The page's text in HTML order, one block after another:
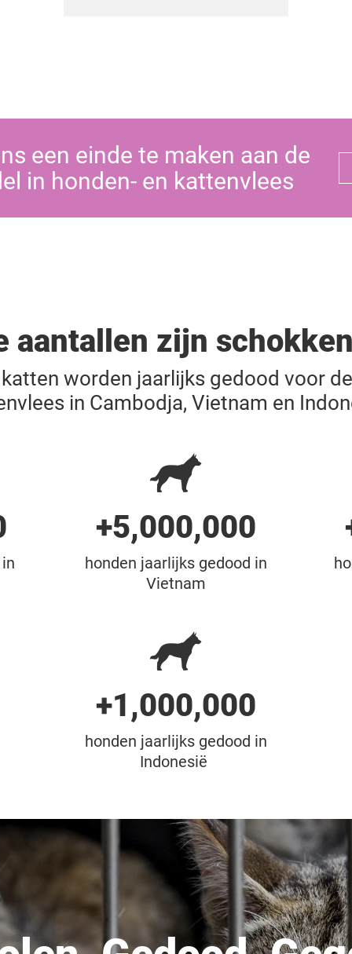
een einde te maken aan de
in honden- en kattenvlees
aantallen zijn
worden jaarlijks gedood voor
in Cambodja, Vietnam en
+5,000,000
honden jaarlijks gedood in
Vietnam
+1,000,000
honden jaarlijks gedood in
Indonesië